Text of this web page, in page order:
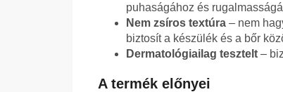
puhaságához és
Nem zsíros textúra – nem
biztosít a készülék és a bőr
Dermatológiailag tesztelt –
A termék előnyei